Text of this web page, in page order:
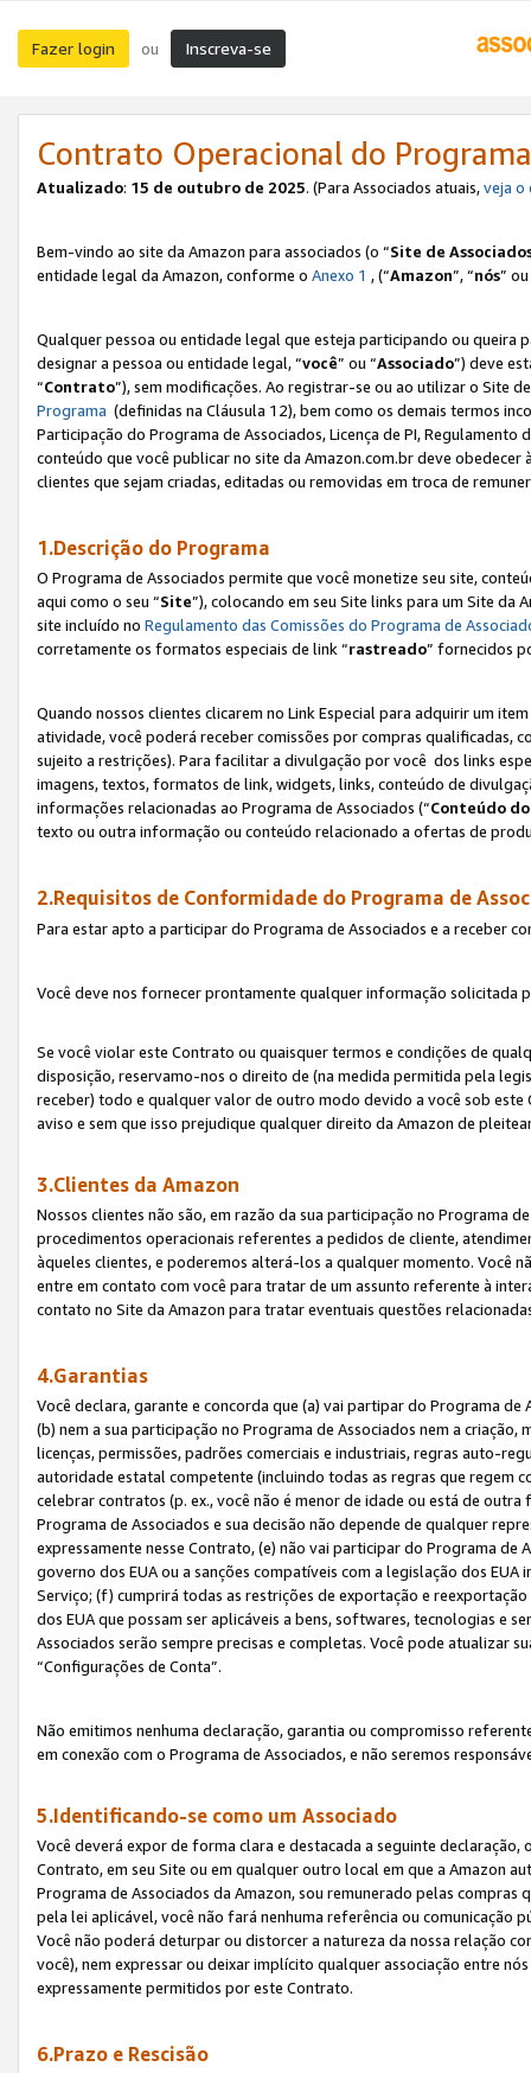
Fazer login ou Inscreva-se
Contrato Operacional do
Atualizado: 15 de outubro de 2025. (Para Associados atuais,veja o
Bem-vindo ao site da Amazon para associados (o “Site de
entidade legal da Amazon, conforme o Anexo 1 , (“Amazon”, “nós”
Qualquer pessoa ou entidade legal que esteja participando ou queira
designar a pessoa ou entidade legal, “você” ou “Associado”) deve
“Contrato”), sem modificações. Ao registrar-se ou ao utilizar o Site
Programa (definidas na Cláusula 12), bem como os demais termos
Participação do Programa de Associados, Licença de PI,
conteúdo que você publicar no site da Amazon.com.br deve
clientes que sejam criadas, editadas ou removidas em troca de
1.Descrição do Programa
O Programa de Associados permite que você monetize seu site,
aqui como o seu “Site”), colocando em seu Site links para um Site da
site incluído no Regulamento das Comissões do Programa de
corretamente os formatos especiais de link “rastreado” fornecidos
Quando nossos clientes clicarem no Link Especial para adquirir um
atividade, você poderá receber comissões por compras qualificadas,
sujeito a restrições). Para facilitar a divulgação por você dos links
imagens, textos, formatos de link, widgets, links, conteúdo de
informações relacionadas ao Programa de Associados (“Conteúdo
texto ou outra informação ou conteúdo relacionado a ofertas de
2.Requisitos de Conformidade do Programa de
Para estar apto a participar do Programa de Associados e a receber
Você deve nos fornecer prontamente qualquer informação solicitada
Se você violar este Contrato ou quaisquer termos e condições de
disposição, reservamo-nos o direito de (na medida permitida pela
receber) todo e qualquer valor de outro modo devido a você sob
aviso e sem que isso prejudique qualquer direito da Amazon de
3.Clientes da Amazon
Nossos clientes não são, em razão da sua participação no Programa
procedimentos operacionais referentes a pedidos de cliente,
àqueles clientes, e poderemos alterá-los a qualquer momento. Você
entre em contato com você para tratar de um assunto referente à
contato no Site da Amazon para tratar eventuais questões
4.Garantias
Você declara, garante e concorda que (a) vai partipar do Programa
(b) nem a sua participação no Programa de Associados nem a
licenças, permissões, padrões comerciais e industriais, regras auto-
autoridade estatal competente (incluindo todas as regras que regem
celebrar contratos (p. ex., você não é menor de idade ou está de
Programa de Associados e sua decisão não depende de qualquer
expressamente nesse Contrato, (e) não vai participar do Programa
governo dos EUA ou a sanções compatíveis com a legislação dos
Serviço; (f) cumprirá todas as restrições de exportação e
dos EUA que possam ser aplicáveis a bens, softwares, tecnologias e
Associados serão sempre precisas e completas. Você pode atualizar
“Configurações de Conta”.
Não emitimos nenhuma declaração, garantia ou compromisso
em conexão com o Programa de Associados, e não seremos
5.Identificando-se como um Associado
Você deverá expor de forma clara e destacada a seguinte
Contrato, em seu Site ou em qualquer outro local em que a Amazon
Programa de Associados da Amazon, sou remunerado pelas
pela lei aplicável, você não fará nenhuma referência ou comunicação
Você não poderá deturpar ou distorcer a natureza da nossa relação
você), nem expressar ou deixar implícito qualquer associação entre
expressamente permitidos por este Contrato.
6.Prazo e Rescisão